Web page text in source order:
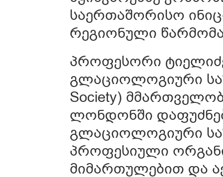
საერთაშორისო
რეგიონული
პროფესორი
გლაციოლოგიური
Society)
ლონდონში
გლაციოლოგიური
პროფესიული
მიმართულებით და